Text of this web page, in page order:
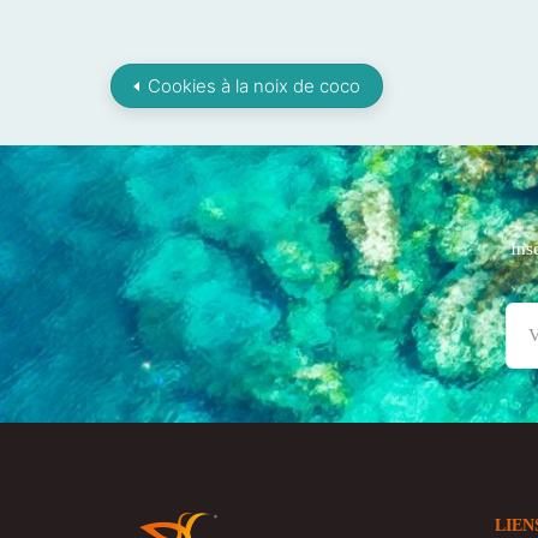
Cookies à la noix de coco